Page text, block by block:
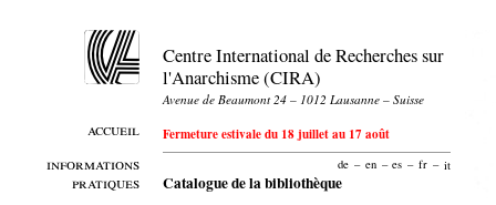
accueil
informations
pratiques
Centre International de Recherches sur
l'Anarchisme (CIRA)
Avenue de Beaumont 24 – 1012 Lausanne – Suisse
Fermeture estivale du 18 juillet au 17 août
de – en – es – fr – it
Catalogue de la bibliothèque